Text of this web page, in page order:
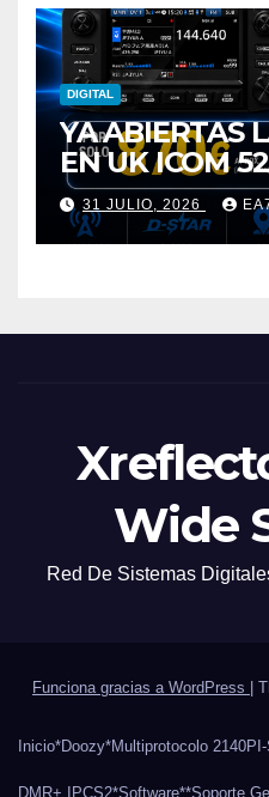
DIGITAL
YA ABIERTAS
EN UK ICOM
31 JULIO, 2026
Wide
Red De Sistemas
Funciona gracias a WordPress
Inicio*Doozy*Multiprotocolo 2140
DMR+ IPCS2*Software**Soporte